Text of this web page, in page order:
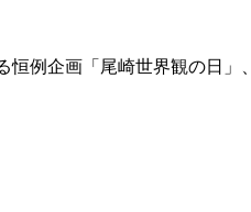
例企画「尾崎世界観の日」、